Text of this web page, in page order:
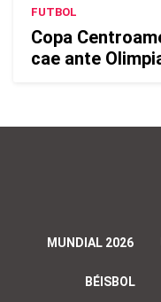
FUTBOL
Copa
cae ante
MUNDIAL 2026
BÉISBOL